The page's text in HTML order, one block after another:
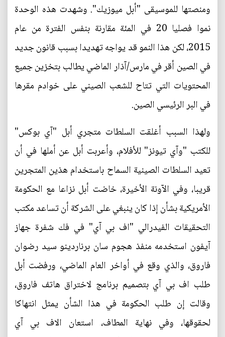
ومنصتها للموسيقى "أبل ميوزيك". وشهدت هذه الوحدة
نموا فصليا 20 في المئة مقارنة بنفس الفترة من عام
2015، لكن هذا النمو قد يواجه تهديدا بسبب قانون جديد
في الصين أقر في مارس/آذار الماضي يطالب بتخزين جميع
المحتويات التي تتاح للشعب الصيني على خوادم مقرها
في البر الرئيسي الصين.
ولهذا السبب أغلقت السلطات متجري أبل "آي بوكس"
للكتب "وآي تيونز" للأفلام، وأعربت أبل عن أملها في أن
تعيد السلطات الصينية السماح باستخدام هذين المتجرين
قريبا، وفي الآونة الأخيرة، خاضت أبل نزاعا مع الحكومة
الأمريكية بشأن إذا كان ينبغي على الشركة أن تساعد مكتب
التحقيقات الفيدرالي "اف بي آي" في فك شفرة جهاز
آيفون استخدمه منفذ هجوم سان برناردينو سيد رضوان
فاروق، والذي وقع في أواخر العام الماضي، ورفضت أبل
طلب اف بي آي بتصميم برنامج لاختراق هاتف فاروق،
وقالت إن طلب الحكومة في هذا الشأن يمثل انتهاكا
لحقوقها، وفي نهاية المطاف، استعان الاف بي آي